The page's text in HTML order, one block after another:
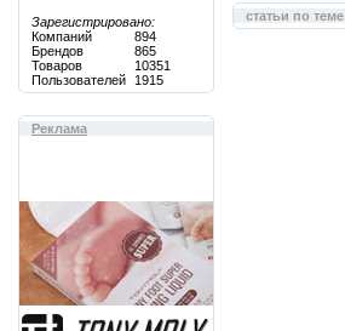
Зарегистрировано:
Компаний
894
Брендов
865
Товаров
10351
Пользователей
1915
Реклама
статьи по теме